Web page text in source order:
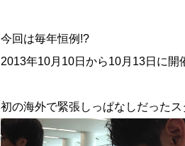
今回は毎年恒例!?
2013年10月10日から10月13日に
初の海外で緊張しっぱなしだった